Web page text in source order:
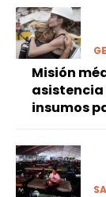
Misión
asistencia
insumos